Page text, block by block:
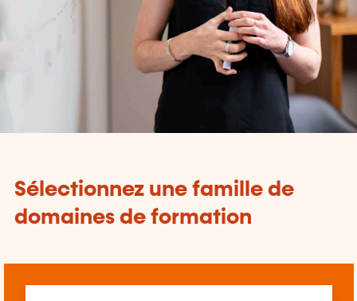
Sélectionnez une famille de
domaines de formation